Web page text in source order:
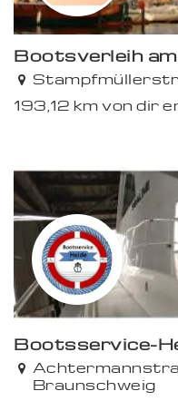
Bootsverleih
193,12 km von dir
Bootsservice-
Braunschweig